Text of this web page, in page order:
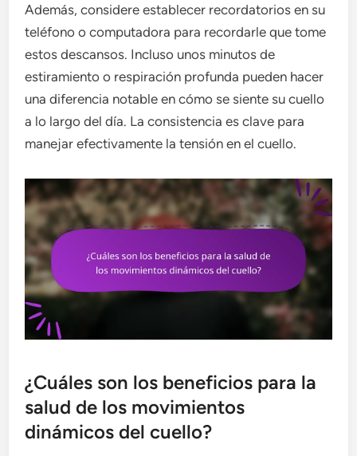
Además, considere establecer recordatorios en su
teléfono o computadora para recordarle que tome
estos descansos. Incluso unos minutos de
estiramiento o respiración profunda pueden hacer
una diferencia notable en cómo se siente su cuello
a lo largo del día. La consistencia es clave para
manejar efectivamente la tensión en el cuello.
¿Cuáles son los beneficios para la
salud de los movimientos
dinámicos del cuello?